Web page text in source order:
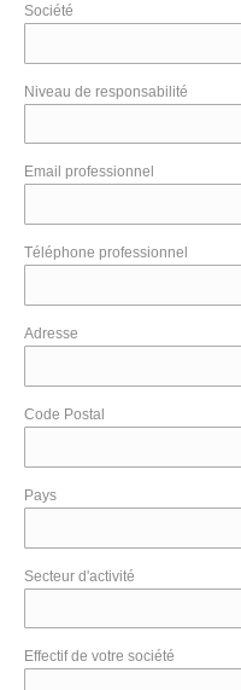
Société
Niveau de responsabilité
Email professionnel
Téléphone professionnel
Adresse
Code Postal
Pays
Secteur d'activité
Effectif de votre société